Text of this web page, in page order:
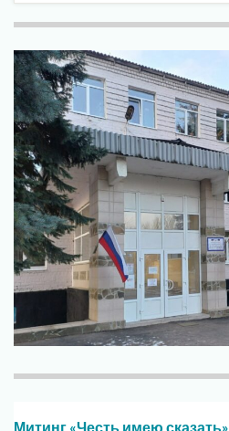
Митинг «Честь имею сказать»